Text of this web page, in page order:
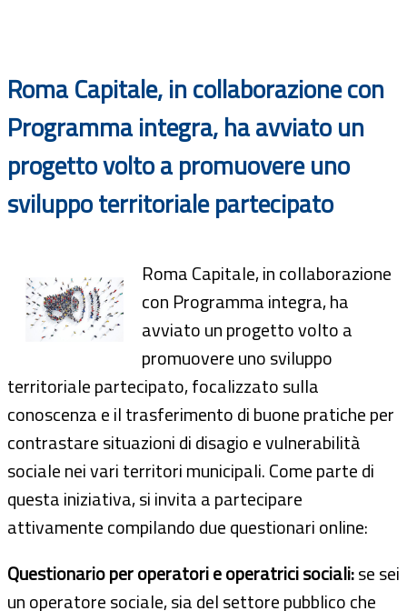
Roma Capitale, in collaborazione con
Programma integra, ha avviato un
progetto volto a promuovere uno
sviluppo territoriale partecipato
Roma Capitale, in collaborazione
con Programma integra, ha
avviato un progetto volto a
promuovere uno sviluppo
territoriale partecipato, focalizzato sulla
conoscenza e il trasferimento di buone pratiche per
contrastare situazioni di disagio e vulnerabilità
sociale nei vari territori municipali. Come parte di
questa iniziativa, si invita a partecipare
attivamente compilando due questionari online:
Questionario per operatori e operatrici sociali:se sei
un operatore sociale, sia del settore pubblico che